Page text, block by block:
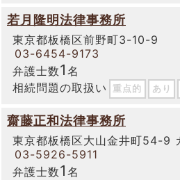
若月隆明法律事務所
東京都板橋区前野町3-10-9
03-6454-9173
弁護士数1 名
相続問題の取扱い
重点的 あり
齋藤正和法律事務所
東京都板橋区大山金井町54-9
03-5926-5911
弁護士数1 名